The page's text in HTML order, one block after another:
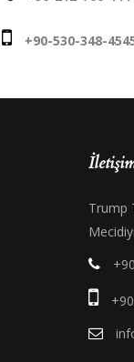
+90-530-348-
Trump